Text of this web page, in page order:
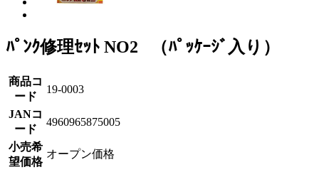
ﾊﾟﾝｸ修理ｾｯﾄ NO2 （ﾊﾟｯｹｰｼﾞ入り）
商品コ
ード
19-0003
JANコ
ード
4960965875005
小売希
望価格
オープン価格